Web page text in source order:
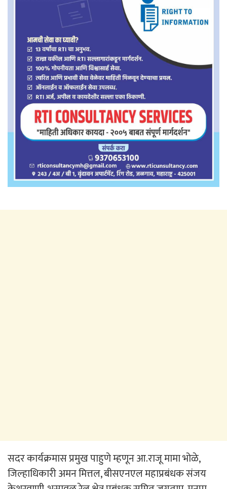
सदर कार्यक्रमास प्रमुख पाहुणे म्हणून आ.राजू मामा भोळे,
जिल्हाधिकारी अमन मित्तल, बीसएनएल महाप्रबंधक संजय